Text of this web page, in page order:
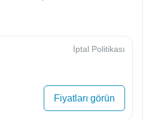
İptal Politikası
Fiyatları görün